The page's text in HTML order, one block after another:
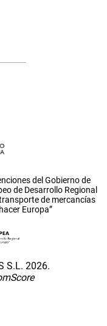
del Gobierno de
de Desarrollo Regional
de mercancías
Europa”
S.L. 2026.